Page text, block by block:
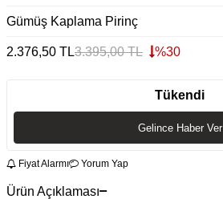
Gümüş Kaplama Pirinç
2.376,50 TL3.395,00TL %30
Tükendi
Gelince Haber Ver
Fiyat Alarmı Yorum Yap
Ürün Açıklaması